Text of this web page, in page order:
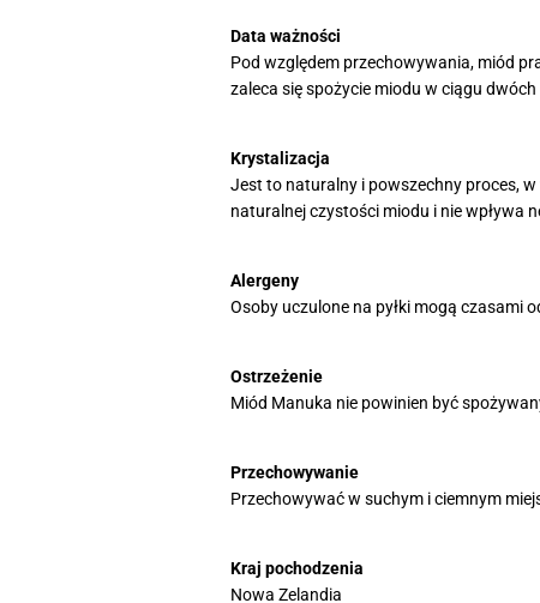
Data ważności
Pod względem przechowywania, miód
zaleca się spożycie miodu w ciągu
Krystalizacja
Jest to naturalny i powszechny proces,
naturalnej czystości miodu i nie wpływa
Alergeny
Osoby uczulone na pyłki mogą czasami
Ostrzeżenie
Miód Manuka nie powinien być
Przechowywanie
Przechowywać w suchym i ciemnym
Kraj pochodzenia
Nowa Zelandia